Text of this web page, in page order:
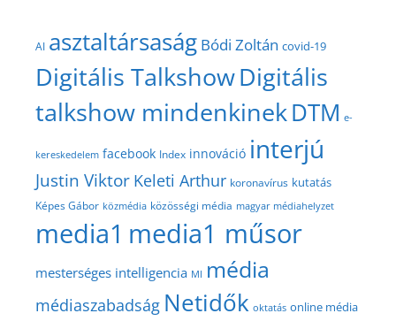
AI asztaltársaság Bódi Zoltán covid-19
Digitális TalkshowDigitális
talkshow mindenkinekDTM e-
kereskedelem facebook Index innováció interjú
Justin Viktor Keleti Arthur koronavírus kutatás
Képes Gábor közmédia közösségi média magyar médiahelyzet
media1 media1 műsor
mesterséges intelligencia MI média
médiaszabadság Netidők oktatás online média